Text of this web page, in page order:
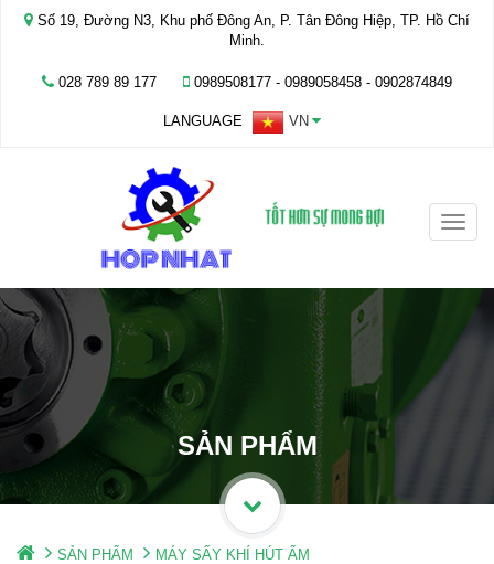
Số 19, Đường N3, Khu phố Đông An, P. Tân Đông Hiệp, TP. Hồ Chí
Minh.
028 789 89 177 0989508177 - ‭0989058458‬ - 0902874849
LANGUAGE VN
Toggle
SẢN PHẨM
SẢN PHẨM
MÁY SẤY KHÍ HÚT ẨM